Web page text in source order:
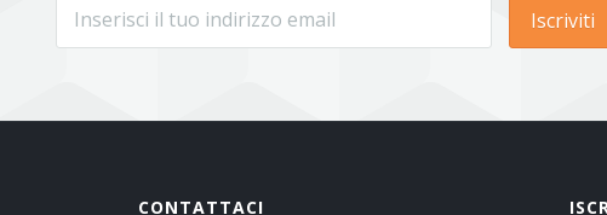
Iscriviti
CONTATTACI